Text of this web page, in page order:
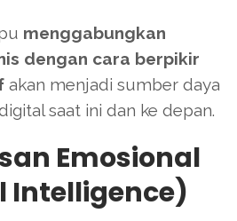
menggabungkan
dengan cara berpikir
akan menjadi sumber daya
saat ini dan ke depan.
Emosional
Intelligence)